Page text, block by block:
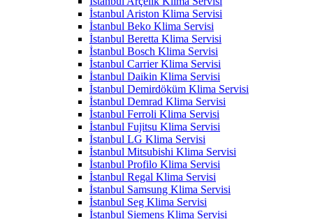
İstanbul Ariston Klima Servisi
İstanbul Beko Klima Servisi
İstanbul Beretta Klima Servisi
İstanbul Bosch Klima Servisi
İstanbul Carrier Klima Servisi
İstanbul Daikin Klima Servisi
İstanbul Demirdöküm Klima Servisi
İstanbul Demrad Klima Servisi
İstanbul Ferroli Klima Servisi
İstanbul Fujitsu Klima Servisi
İstanbul LG Klima Servisi
İstanbul Mitsubishi Klima Servisi
İstanbul Profilo Klima Servisi
İstanbul Regal Klima Servisi
İstanbul Samsung Klima Servisi
İstanbul Seg Klima Servisi
İstanbul Siemens Klima Servisi